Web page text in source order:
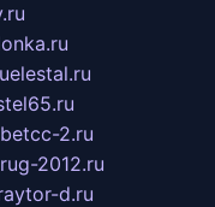
elestal.ru
2.ru
g-2012.ru
d.ru